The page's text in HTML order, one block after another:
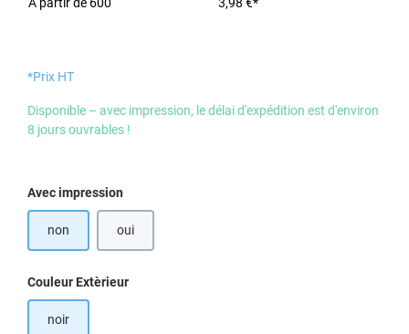
*Prix HT
Disponible – avec impression, le délai d'expédition est d'environ
8 jours ouvrables !
Sélectionnez
Avec impression
non oui
Sélectionnez
Couleur Extèrieur
noir